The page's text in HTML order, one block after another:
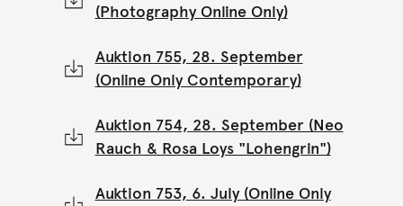
(Photography Online Only)
Auktion 755, 28. September
(Online Only Contemporary)
Auktion 754, 28. September (Neo
Rauch & Rosa Loys "Lohengrin")
Auktion 753, 6. July (Online Only